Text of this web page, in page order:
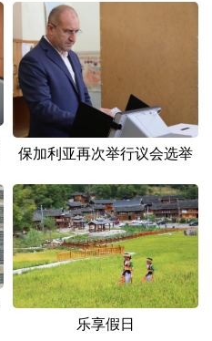
保加利亚再次举行议会选举
乐享假日